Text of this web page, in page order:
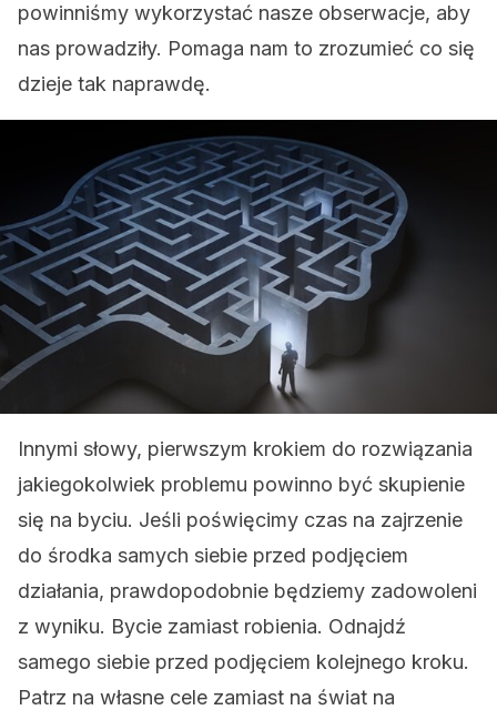
powinniśmy wykorzystać nasze obserwacje, aby
nas prowadziły. Pomaga nam to zrozumieć co się
dzieje tak naprawdę.
Innymi słowy, pierwszym krokiem do rozwiązania
jakiegokolwiek problemu powinno być skupienie
się na byciu. Jeśli poświęcimy czas na zajrzenie
do środka samych siebie przed podjęciem
działania, prawdopodobnie będziemy zadowoleni
z wyniku. Bycie zamiast robienia. Odnajdź
samego siebie przed podjęciem kolejnego kroku.
Patrz na własne cele zamiast na świat na